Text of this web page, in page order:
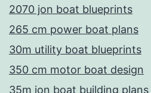
2070 jon boat blueprints
265 cm power boat plans
30m utility boat blueprints
350 cm motor boat design
35m jon boat building plans